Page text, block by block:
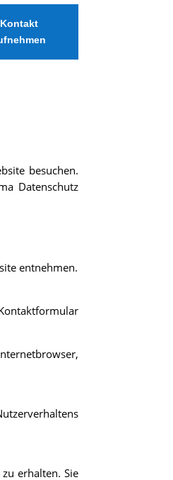
Kontakt
besuchen.
Datenschutz
entnehmen.
erhalten. Sie